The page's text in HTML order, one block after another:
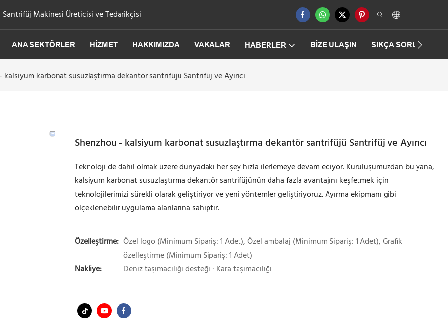
Makinesi Üreticisi ve Tedarikçisi
ANA SEKTÖRLER HIZMET HAKKIMIZDA VAKALAR HABERLER BIZE ULAŞIN SIKÇA SORULAN
kalsiyum karbonat susuzlaştırma dekantör santrifüjü Santrifüj ve Ayırıcı
Shenzhou - kalsiyum karbonat susuzlaştırma dekantör santrifüjü Santrifüj ve Ayırıcı
Teknoloji de dahil olmak üzere dünyadaki her şey hızla ilerlemeye devam ediyor. Kuruluşumuzdan bu yana,
kalsiyum karbonat susuzlaştırma dekantör santrifüjünün daha fazla avantajını keşfetmek için
teknolojilerimizi sürekli olarak geliştiriyor ve yeni yöntemler geliştiriyoruz. Ayırma ekipmanı gibi
ölçeklenebilir uygulama alanlarına sahiptir.
Özelleştirme: Özel logo (Minimum Sipariş: 1 Adet), Özel ambalaj (Minimum Sipariş: 1 Adet), Grafik
özelleştirme (Minimum Sipariş: 1 Adet)
Nakliye:
Deniz taşımacılığı desteği · Kara taşımacılığı